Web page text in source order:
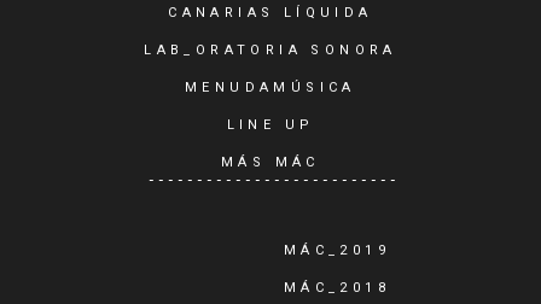
CANARIAS LÍQUIDA
LAB_ORATORIA SONORA
MENUDAMÚSICA
LINE UP
MÁS MÁC
MÁC_2019
MÁC_2018